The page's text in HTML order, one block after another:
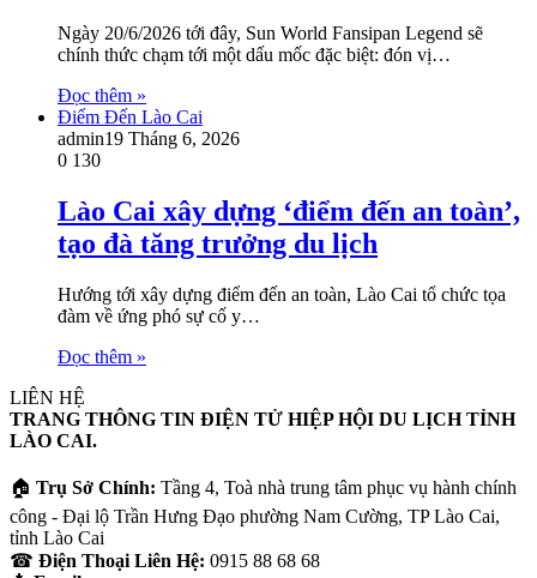
Ngày 20/6/2026 tới đây, Sun World Fansipan Legend sẽ
chính thức chạm tới một dấu mốc đặc biệt: đón vị…
Đọc thêm »
Điểm Đến Lào Cai
admin19 Tháng 6, 2026
0 130
Lào Cai xây dựng ‘điểm đến an toàn’,
tạo đà tăng trưởng du lịch
Hướng tới xây dựng điểm đến an toàn, Lào Cai tổ chức tọa
đàm về ứng phó sự cố y…
Đọc thêm »
LIÊN HỆ
TRANG THÔNG TIN ĐIỆN TỬ HIỆP HỘI DU LỊCH TỈNH
LÀO CAI.
🏠 Trụ Sở Chính: Tầng 4, Toà nhà trung tâm phục vụ hành chính
công - Đại lộ Trần Hưng Đạo phường Nam Cường, TP Lào Cai,
tỉnh Lào Cai
☎ Điện Thoại Liên Hệ: 0915 88 68 68